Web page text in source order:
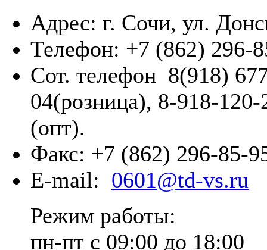
Адрес: г. Сочи, ул.
Телефон: +7 (862) 296-
Сот. телефон 8(918)
04(розница), 8-918-120-
(опт).
Факс: +7 (862) 296-85-
E-mail: 0601@td-vs.ru
Режим работы:
пн-пт с 09:00 до 18:00